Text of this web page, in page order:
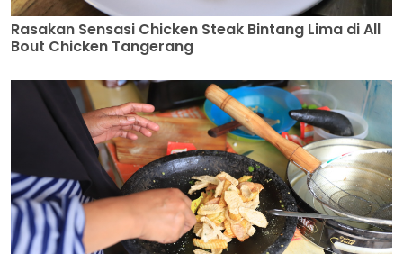
Rasakan Sensasi Chicken Steak Bintang Lima di All
Bout Chicken Tangerang